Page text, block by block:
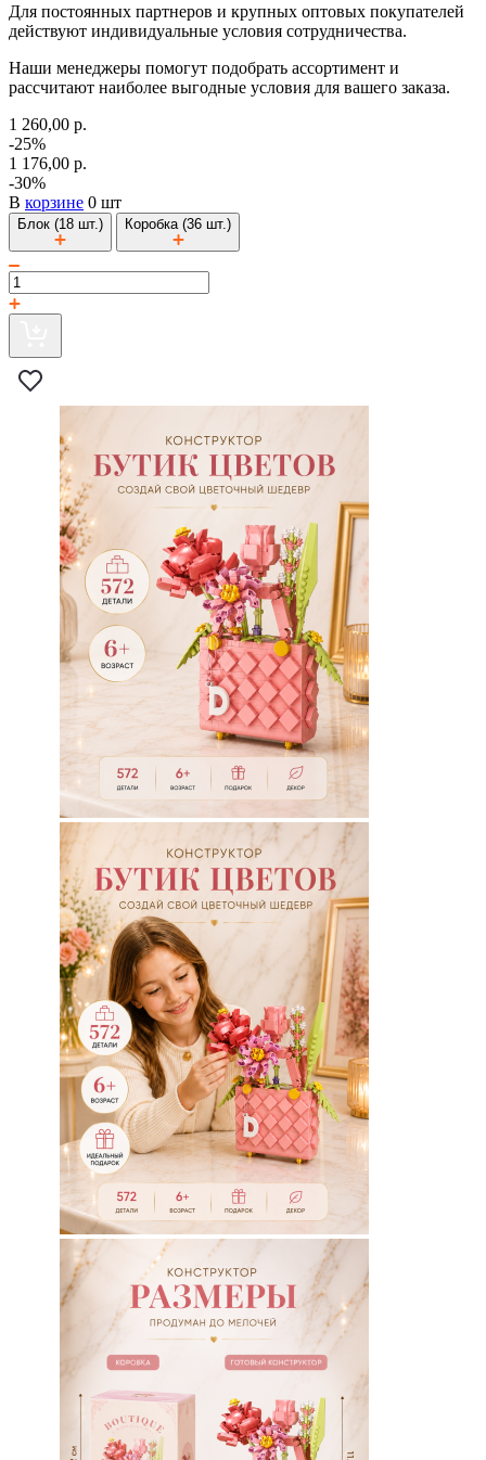
Для постоянных партнеров и крупных оптовых покупателей
действуют индивидуальные условия сотрудничества.
Наши менеджеры помогут подобрать ассортимент и
рассчитают наиболее выгодные условия для вашего заказа.
1 260,00 р.
-25%
1 176,00 р.
-30%
В корзине 0 шт
Блок (18 шт.) Коробка (36 шт.)